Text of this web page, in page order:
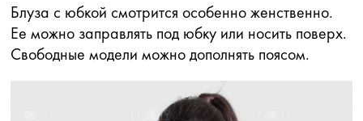
Блуза с юбкой смотрится особенно женственно.
Ее можно заправлять под юбку или носить поверх.
Свободные модели можно дополнять поясом.